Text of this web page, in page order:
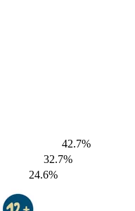
42.7%
32.7%
24.6%